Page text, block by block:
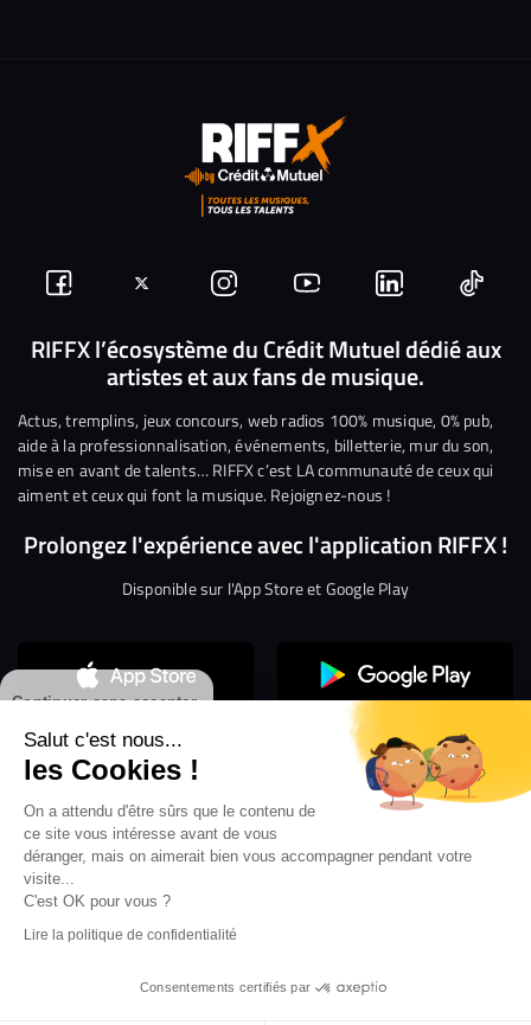
Continuer sans accepter
Salut c'est nous...
les Cookies !
On a attendu d'être sûrs que le contenu de
ce site vous intéresse avant de vous
déranger, mais on aimerait bien vous accompagner pendant votre
visite...
C'est OK pour vous ?
Lire la politique de confidentialité
Consentements certifiés par
Suivez-
nous
Facebook
Suivez-
nous
sur
Twitter
Nous
rejoindre
sur
Instagram
Nous
rejoindre
sur
YouTube
Nous
rejoindre
sur
Linkedin
Nous
RIFFX l’écosystème du Crédit Mutuel dédié aux
artistes et aux fans de musique.
Actus, tremplins, jeux concours, web radios 100% musique, 0% pub,
aide à la professionnalisation, événements, billetterie, mur du son,
mise en avant de talents… RIFFX c’est LA communauté de ceux qui
aiment et ceux qui font la musique. Rejoignez-nous !
Prolongez l'expérience avec l'application RIFFX !
Disponible sur l'App Store et Google Play
Confidentialité
Gestion des cookies
Conditions générales d’utilisation
Mentions légales
les webradios RIFFX
en exclusivité sur VIBES le titre de la révé